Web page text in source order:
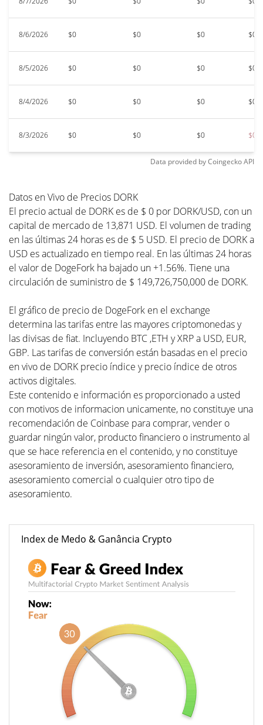
8/6/2026 $0 $0 $0 $0
8/5/2026 $0 $0 $0 $0
8/4/2026 $0 $0 $0 $0
8/3/2026 $0 $0 $0 $0
Data provided byCoingeckoAPI
Datos en Vivo de Precios DORK
El precio actual de DORK es de $ 0 por DORK/USD, con un
capital de mercado de 13,871 USD. El volumen de trading
en las últimas 24 horas es de $ 5 USD. El precio de DORK a
USD es actualizado en tiempo real. En las últimas 24 horas
el valor de DogeFork ha bajado un +1.56%. Tiene una
circulación de suministro de $ 149,726,750,000 de DORK.
El gráfico de precio de DogeFork en el exchange
determina las tarifas entre las mayores criptomonedas y
las divisas de fiat. Incluyendo BTC ,ETH y XRP a USD, EUR,
GBP. Las tarifas de conversión están basadas en el precio
en vivo de DORK precio índice y precio índice de otros
activos digitales.
Este contenido e información es proporcionado a usted
con motivos de informacion unicamente, no constituye una
recomendación de Coinbase para comprar, vender o
guardar ningún valor, producto financiero o instrumento al
que se hace referencia en el contenido, y no constituye
asesoramiento de inversión, asesoramiento financiero,
asesoramiento comercial o cualquier otro tipo de
asesoramiento.
Index de Medo & Ganância Crypto